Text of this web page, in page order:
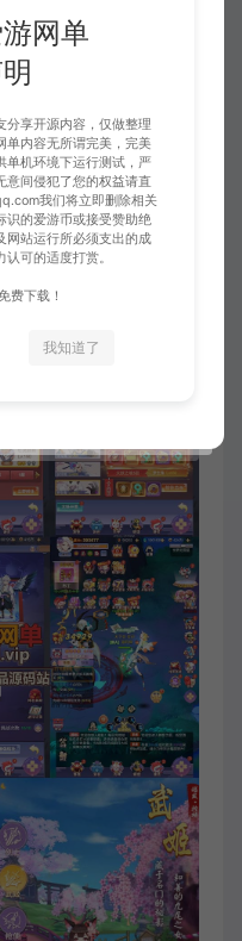
网单
分享开源内容，仅做整理
单内容无所谓完美，完美
单机环境下运行测试，严
意间侵犯了您的权益请直
我们将立即删除相关
识的爱游币或接受赞助绝
网站运行所必须支出的成
可的适度打赏。
费下载！
我知道了